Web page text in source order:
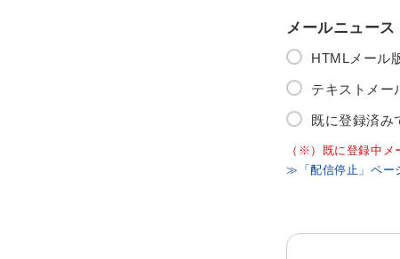
メールニュース
HTMLメール
テキストメー
既に登録済み
（※）既に登録中メ
≫「配信停止」ペー